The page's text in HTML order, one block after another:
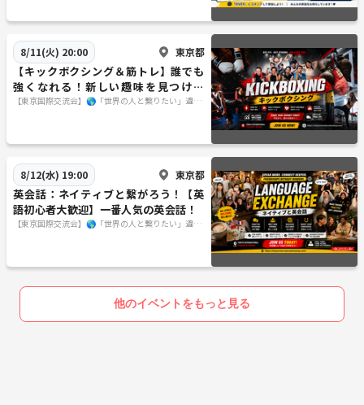
8/11(火) 20:00 東京都
【キックボクシング＆筋トレ】誰でも
強くなれる！新しい趣味を見つけよ
う！
【東京国際交流会】🌎「世界の人と繋りたい」違う
8/12(水) 19:00 東京都
英会話：ネイティブと繋がろう！【英
語初心者大歓迎】一番人気の英会話！
【東京国際交流会】🌎「世界の人と繋りたい」違う
他のイベントをもっと見る